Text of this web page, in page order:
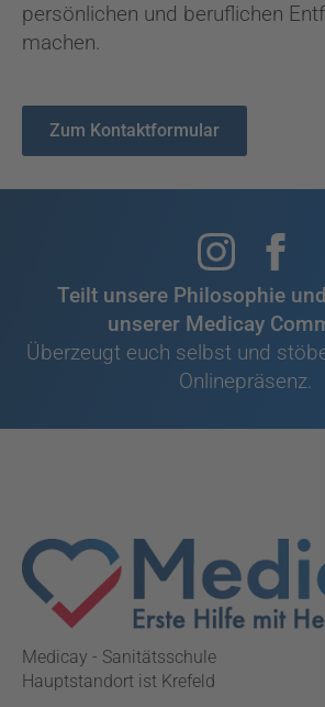
persönlichen und beruflichen
machen.
Zum Kontaktformular
Teilt unsere Philosophie
unserer Medicay
Überzeugt euch selbst und
Onlinepräsenz.
Medicay - Sanitätsschule
Hauptstandort ist Krefeld